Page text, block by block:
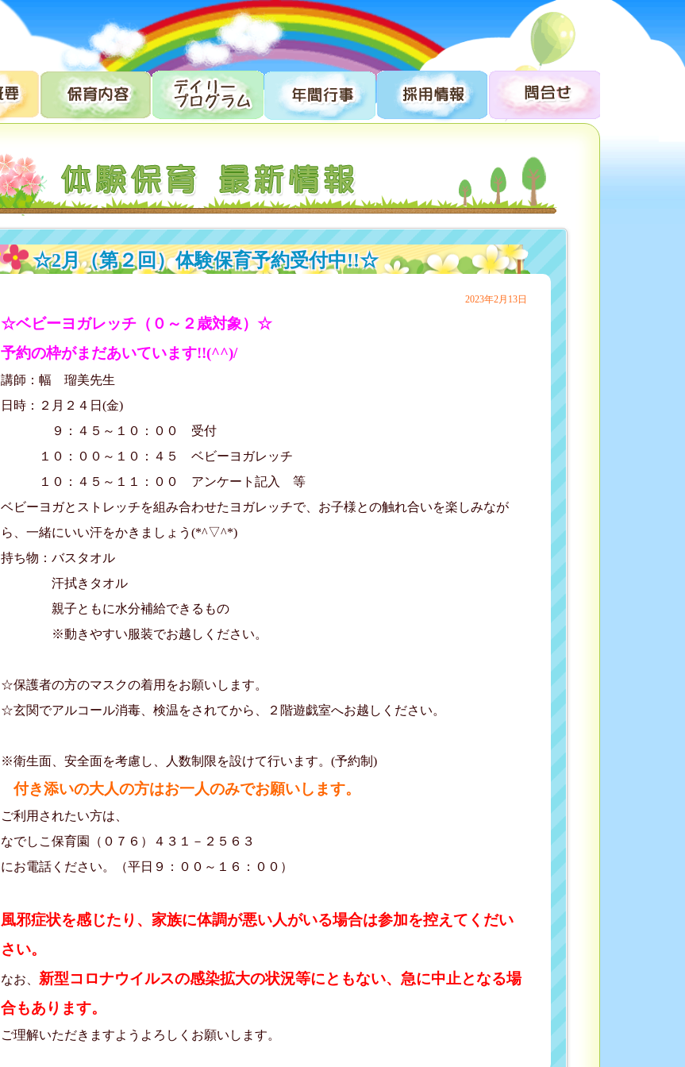
☆2月（第２回）体験保育予約受付中!!☆
2023年2月13日
☆ベビーヨガレッチ（０～２歳対象）☆
予約の枠がまだあいています!!(^^)/
講師：幅 瑠美先生
日時：２月２４日(金)
９：４５～１０：００ 受付
１０：００～１０：４５ ベビーヨガレッチ
１０：４５～１１：００ アンケート記入 等
ベビーヨガとストレッチを組み合わせたヨガレッチで、お子様との触れ合いを楽しみなが
ら、一緒にいい汗をかきましょう(*^▽^*)
持ち物：バスタオル
汗拭きタオル
親子ともに水分補給できるもの
※動きやすい服装でお越しください。
☆保護者の方のマスクの着用をお願いします。
☆玄関でアルコール消毒、検温をされてから、２階遊戯室へお越しください。
※衛生面、安全面を考慮し、人数制限を設けて行います。(予約制)
付き添いの大人の方はお一人のみでお願いします。
ご利用されたい方は、
なでしこ保育園（０７６）４３１－２５６３
にお電話ください。（平日９：００～１６：００）
風邪症状を感じたり、家族に体調が悪い人がいる場合は参加を控えてくだい
さい。
なお、 新型コロナウイルスの感染拡大の状況等にともない、急に中止となる場
合もあります。
ご理解いただきますようよろしくお願いします。